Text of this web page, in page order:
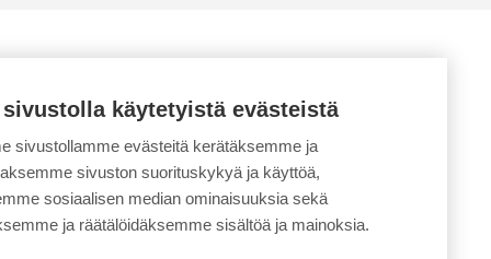
käytetyistä evästeistä
sivustollamme evästeitä kerätäksemme ja
sivuston suorituskykyä ja käyttöä,
sosiaalisen median ominaisuuksia sekä
ja räätälöidäksemme sisältöä ja mainoksia.